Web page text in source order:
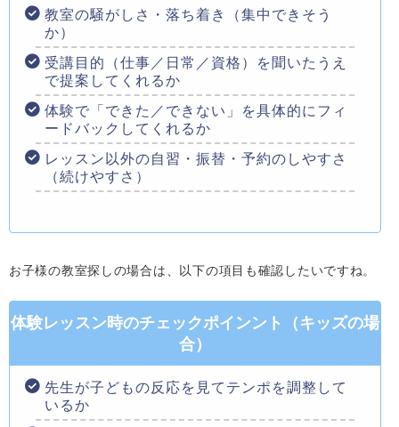
教室の騒がしさ・落ち着き（集中できそう
か）
受講目的（仕事／日常／資格）を聞いたうえ
で提案してくれるか
体験で「できた／できない」を具体的にフィ
ードバックしてくれるか
レッスン以外の自習・振替・予約のしやすさ
（続けやすさ）
お子様の教室探しの場合は、以下の項目も確認したいですね。
体験レッスン時のチェックポインント（キッズの場
合）
先生が子どもの反応を見てテンポを調整して
いるか